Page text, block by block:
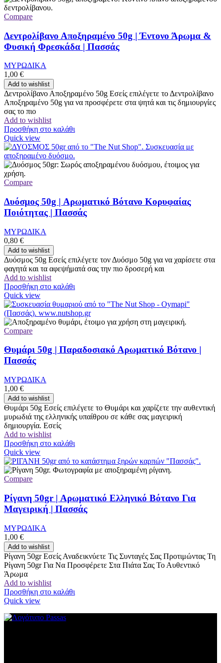
Compare
Δεντρολίβανο Αποξηραμένο 50g | Έντονο Άρωμα &
Φυσική Φρεσκάδα | Πασσάς
ΜΥΡΩΔΙΚΑ
1,00 €
Add to wishlist
Δεντρολίβανο Αποξηραμένο 50g Εσείς επιλέγετε το Δεντρολίβανο
Αποξηραμένο 50g για να προσφέρετε στα ψητά και τις δημιουργίες
σας το πιο
Add to wishlist
Προσθήκη στο καλάθι
Quick view
Compare
Δυόσμος 50g | Αρωματικό Βότανο Κορυφαίας
Ποιότητας | Πασσάς
ΜΥΡΩΔΙΚΑ
0,80 €
Add to wishlist
Δυόσμος 50g Εσείς επιλέγετε τον Δυόσμο 50g για να χαρίσετε στα
φαγητά και τα αφεψήματά σας την πιο δροσερή και
Add to wishlist
Προσθήκη στο καλάθι
Quick view
Compare
Θυμάρι 50g | Παραδοσιακό Αρωματικό Βότανο |
Πασσάς
ΜΥΡΩΔΙΚΑ
1,00 €
Add to wishlist
Θυμάρι 50g Εσείς επιλέγετε το Θυμάρι και χαρίζετε την αυθεντική
μυρωδιά της ελληνικής υπαίθρου σε κάθε σας μαγειρική
δημιουργία. Εσείς
Add to wishlist
Προσθήκη στο καλάθι
Quick view
Compare
Ρίγανη 50gr | Αρωματικό Ελληνικό Βότανο Για
Μαγειρική | Πασσάς
ΜΥΡΩΔΙΚΑ
1,00 €
Add to wishlist
Ρίγανη 50gr Εσείς Αναδεικνύετε Τις Συνταγές Σας Προτιμώντας Τη
Ρίγανη 50gr Για Να Προσφέρετε Στα Πιάτα Σας Το Αυθεντικό
Άρωμα
Add to wishlist
Προσθήκη στο καλάθι
Quick view